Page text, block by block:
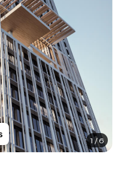
1/6
Anrede
Bitte wählen
Titel(optional)
Vorname
lassen